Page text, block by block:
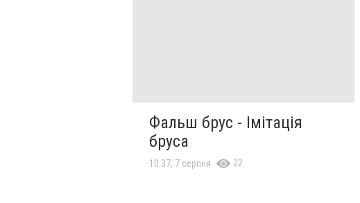
Фальш брус - Імітація
бруса
10:37, 7 серпня 22